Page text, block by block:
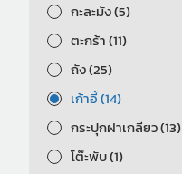
กะละมัง (5)
ตะกร้า (11)
ถัง (25)
เก้าอี้ (14)
กระปุกฝาเกลียว (13)
โต๊ะพับ (1)